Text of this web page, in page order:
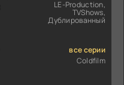
LE-Production,
TVShows,
Дублированный
все серии
Coldfilm